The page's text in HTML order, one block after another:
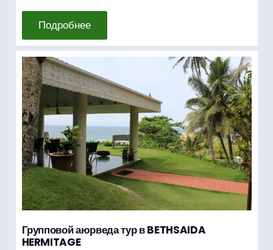
Подробнее
Групповой аюрведа тур в BETHSAIDA
HERMITAGE